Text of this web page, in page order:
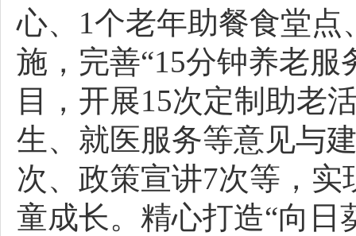
心、1个老年助餐食堂
施，完善“15分钟养老
目，开展15次定制助老
生、就医服务等意见与
次、政策宣讲7次等，
童成长。精心打造“向日